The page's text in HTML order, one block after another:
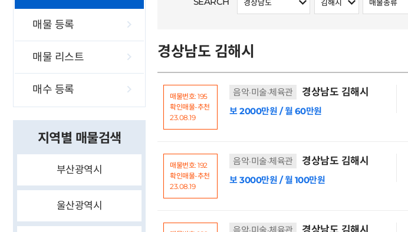
매물 등록
매물 리스트
매수 등록
지역별 매물검색
부산광역시
울산광역시
경상남도 김해시
매물번호: 195
확인매물-추천
23.08.19
음악·미술·체육관 경상남도 김해시
보 2000만원 / 월 60만원
매물번호: 192
확인매물-추천
23.08.19
음악·미술·체육관 경상남도 김해시
보 3000만원 / 월 100만원
경상남도 김해시